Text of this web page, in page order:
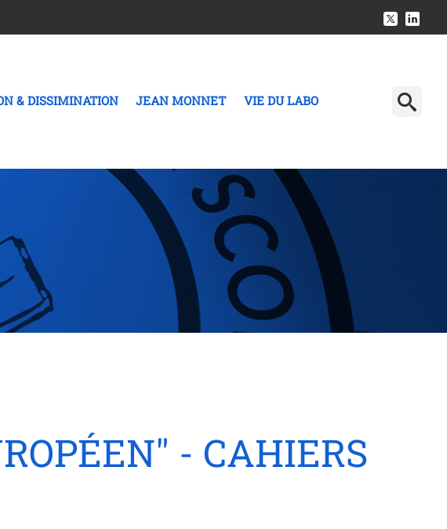
& DISSIMINATION JEAN MONNET VIE DU LABO
- CAHIERS